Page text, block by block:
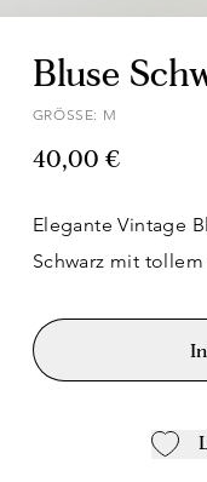
Bluse
GRÖSSE: M
40,00 €
Elegante Vintage
Schwarz mit tollem